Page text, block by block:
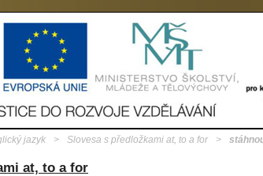
jazyk > Slovesa s předložkami at, to a for >
at, to a for